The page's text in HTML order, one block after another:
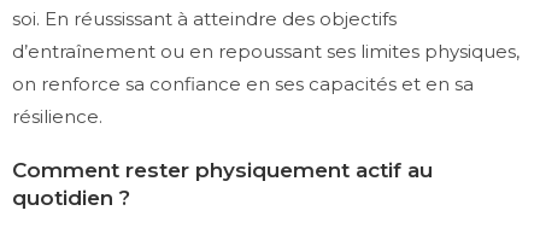
soi. En réussissant à atteindre des objectifs
d’entraînement ou en repoussant ses limites physiques,
on renforce sa confiance en ses capacités et en sa
résilience.
Comment rester physiquement actif au
quotidien ?